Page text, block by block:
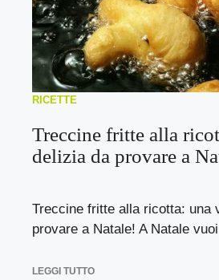
RICETTE
Treccine fritte alla
delizia da provare a
Treccine fritte alla ricotta: una
provare a Natale! A Natale
LEGGI TUTTO